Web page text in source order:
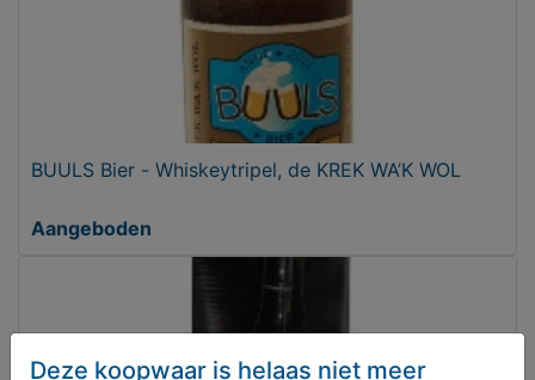
BUULS Bier - Whiskeytripel, de KREK WA’K WOL
Aangeboden
Deze koopwaar is helaas niet meer